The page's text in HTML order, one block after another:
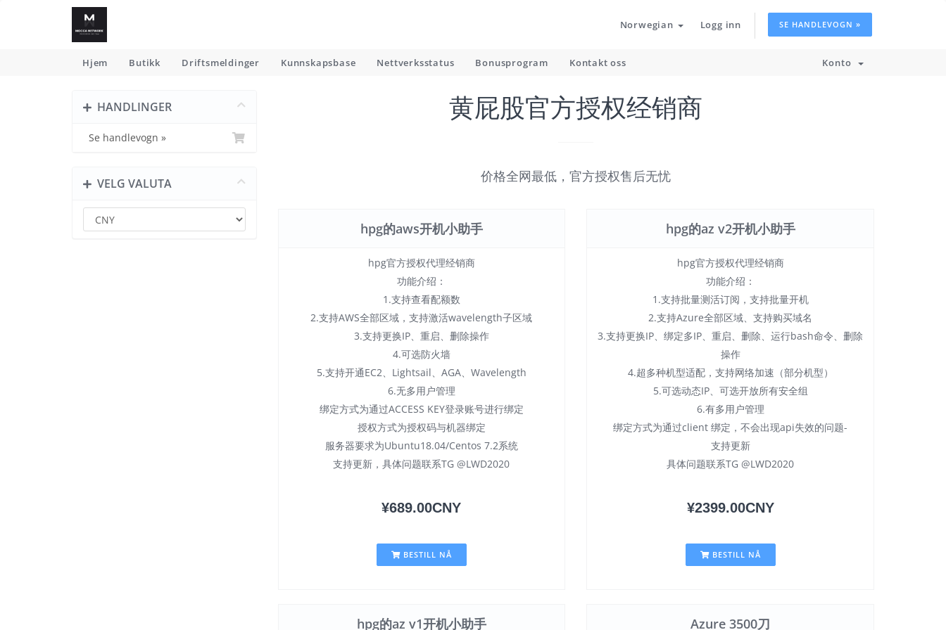
Norwegian Logg inn SE HANDLEVOGN »
Hjem Butikk Driftsmeldinger Kunnskapsbase Nettverksstatus Bonusprogram Kontakt oss Konto
HANDLINGER
Se handlevogn »
VELG VALUTA
黄屁股官方授权经销商
价格全网最低，官方授权售后无忧
hpg的aws开机小助手
hpg官方授权代理经销商
功能介绍：
1.支持查看配额数
2.支持AWS全部区域，支持激活wavelength子区域
3.支持更换IP、重启、删除操作
4.可选防火墙
5.支持开通EC2、Lightsail、AGA、Wavelength
6.无多用户管理
绑定方式为通过ACCESS KEY登录账号进行绑定
授权方式为授权码与机器绑定
服务器要求为Ubuntu18.04/Centos 7.2系统
支持更新，具体问题联系TG @LWD2020
¥689.00CNY
BESTILL NÅ
hpg的az v2开机小助手
hpg官方授权代理经销商
功能介绍：
1.支持批量测活订阅，支持批量开机
2.支持Azure全部区域、支持购买域名
3.支持更换IP、绑定多IP、重启、删除、运行bash命令、删除
操作
4.超多种机型适配，支持网络加速（部分机型）
5.可选动态IP、可选开放所有安全组
6.有多用户管理
绑定方式为通过client 绑定，不会出现api失效的问题-
支持更新
具体问题联系TG @LWD2020
¥2399.00CNY
BESTILL NÅ
hpg的az v1开机小助手 Azure 3500刀